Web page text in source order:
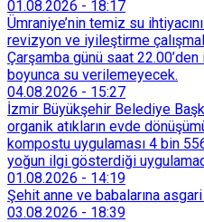
taşımadığını savunan Dören,
başvurdu.
01.08.2026 - 18:17
Ümraniye’nin temiz su
revizyon ve iyileştirme
Çarşamba günü saat
boyunca su verilemeyecek.
04.08.2026 - 15:27
İzmir Büyükşehir Belediye
organik atıkların evde
kompostu uygulaması 4 bin
yoğun ilgi gösterdiği
Tarımsal Hizmetler Dairesi
128 bokaşi kompost eğitimi
sürdürülebilir atık yönetimi
01.08.2026 - 14:19
Şehit anne ve babalarına
03.08.2026 - 18:39